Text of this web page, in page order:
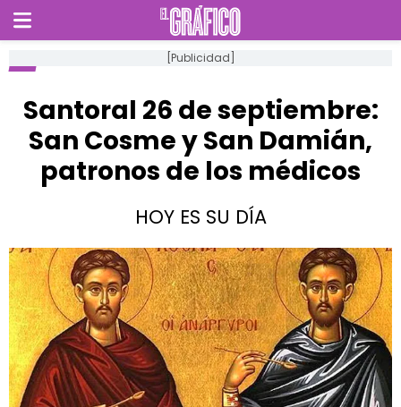
[Publicidad]
Santoral 26 de septiembre:
San Cosme y San Damián,
patronos de los médicos
HOY ES SU DÍA